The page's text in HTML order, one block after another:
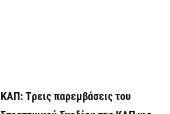
ΚΑΠ: Tρεις παρεμβάσεις του